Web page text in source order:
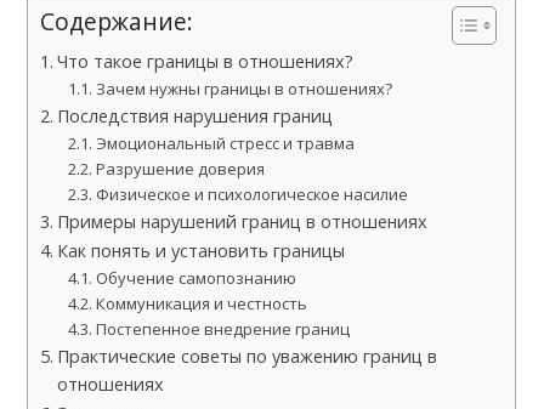
Содержание:
Что такое границы в отношениях?
Зачем нужны границы в отношениях?
Последствия нарушения границ
Эмоциональный стресс и травма
Разрушение доверия
Физическое и психологическое насилие
Примеры нарушений границ в отношениях
Как понять и установить границы
Обучение самопознанию
Коммуникация и честность
Постепенное внедрение границ
Практические советы по уважению границ в
отношениях